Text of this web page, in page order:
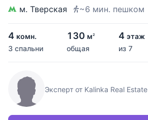
м. Тверская
~6 мин. пешком
4 комн.
3 спальни
130 м2
общая
4 этаж
из 7
Эксперт от Kalinka Real Estate